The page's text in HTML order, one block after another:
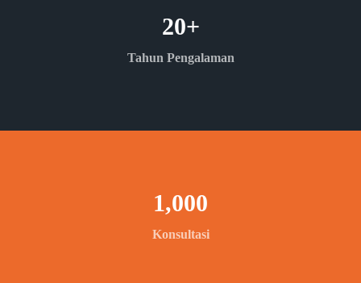
Tahun Pengalaman
20+
Konsultasi
1,000